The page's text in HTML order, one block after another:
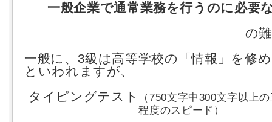
一般企業で通常業務を行うのに必要
の
一般に、3級は高等学校の「情報」を修
といわれますが、
タイピングテスト
（750文字中300文字以上
程度のスピード）